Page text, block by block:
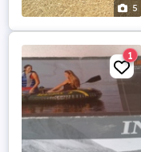
5
1